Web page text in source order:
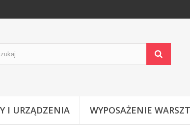
I URZĄDZENIA WYPOSAŻENIE